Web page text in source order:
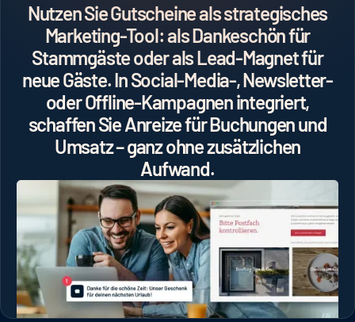
Nutzen Sie Gutscheine als strategisches
Marketing-Tool: als Dankeschön für
Stammgäste oder als Lead-Magnet für
neue Gäste. In Social-Media-, Newsletter-
oder Offline-Kampagnen integriert,
schaffen Sie Anreize für Buchungen und
Umsatz – ganz ohne zusätzlichen
Aufwand.